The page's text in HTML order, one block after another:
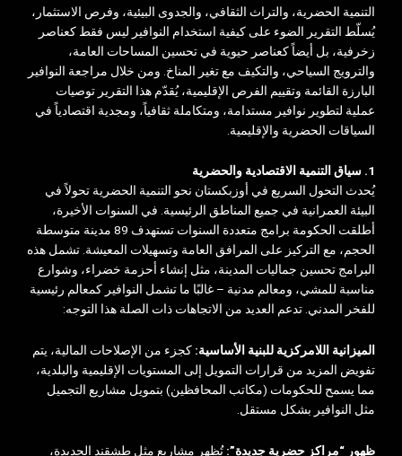
التنمية الحضرية، والتراث الثقافي، والجدوى البيئية، وفرص الاستثمار،
يُسلّط التقرير الضوء على كيفية استخدام النوافير ليس فقط كعناصر
زخرفية، بل أيضاً كعناصر حيوية في تحسين المساحات العامة،
والترويج السياحي، والتكيف مع تغير المناخ. ومن خلال مراجعة النوافير
البارزة القائمة وتقييم الفرص الإقليمية، يُقدّم هذا التقرير توصيات
عملية لتطوير نوافير مستدامة، ومتكاملة ثقافياً، ومجدية اقتصادياً في
السياقات الحضرية والإقليمية.
1. سياق التنمية الاقتصادية والحضرية
يُحدث التحول السريع في أوزبكستان نحو التنمية الحضرية تحولاً في
البيئة العمرانية في جميع المناطق الرئيسية. في السنوات الأخيرة،
أطلقت الحكومة برامج متعددة السنوات تستهدف 89 مدينة متوسطة
الحجم، مع التركيز على المرافق العامة وتسهيلات المعيشة. تشمل هذه
البرامج تحسين جماليات المدينة، مثل إنشاء أحزمة خضراء، وشوارع
مناسبة للمشي، ومعالم مدنية – غالبًا ما تشمل النوافير كمعالم رئيسية
للفخر المدني. تدعم العديد من الاتجاهات ذات الصلة هذا التوجه:
الميزانية اللامركزية للبنية الأساسية: كجزء من الإصلاحات المالية، يتم
تفويض المزيد من قرارات التمويل إلى المستويات الإقليمية والبلدية،
مما يسمح للحكومات (مكاتب المحافظين) بتمويل مشاريع التجميل
مثل النوافير بشكل مستقل.
ظهور “مراكز حضرية جديدة”:تُظهر مشاريع مثل طشقند الجديدة،